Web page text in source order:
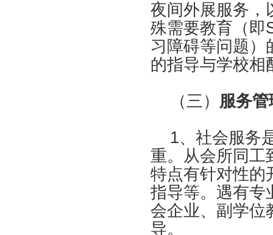
夜间外展服务，
殊需要教育（即
习障碍等问题）
的指导与学校相
（三） 服务
1、社会服务
重。从会所同工
特点有针对性的
指导等。遇有专
会企业、副学位
导。